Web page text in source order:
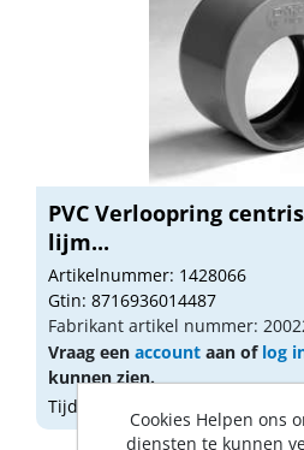
PVC Verloopring
lijm...
Artikelnummer: 1428066
Gtin: 8716936014487
Fabrikant artikel nummer:
Vraag een account aan of log
kunnen zien.
Tijdelijk niet op voorraad
Cookies Helpen ons
diensten te kunnen